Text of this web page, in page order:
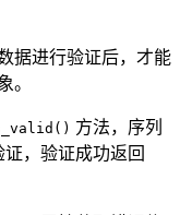
据进行验证后，才能
。
方法，序列
，验证成功返回